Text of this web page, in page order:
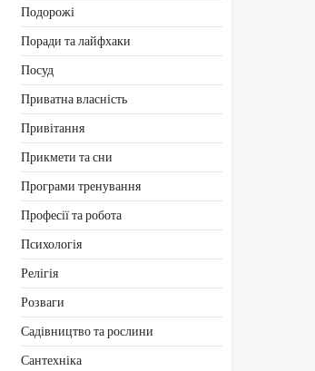
Подорожі
Поради та лайфхаки
Посуд
Приватна власність
Привітання
Прикмети та сни
Програми тренування
Професії та робота
Психологія
Релігія
Розваги
Садівництво та рослини
Сантехніка